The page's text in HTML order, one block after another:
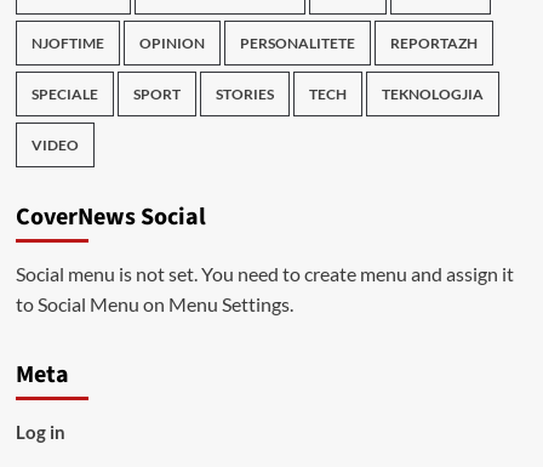
NJOFTIME OPINION PERSONALITETE REPORTAZH
SPECIALE SPORT STORIES TECH TEKNOLOGJIA
VIDEO
CoverNews Social
Social menu is not set. You need to create menu and assign it
to Social Menu on Menu Settings.
Meta
Log in